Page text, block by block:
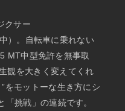
クサー
）。自転車に乗れない
MT中型免許を無事取
観を大きく変えてくれ
をモットーな生き方にシ
「挑戦」の連続です。